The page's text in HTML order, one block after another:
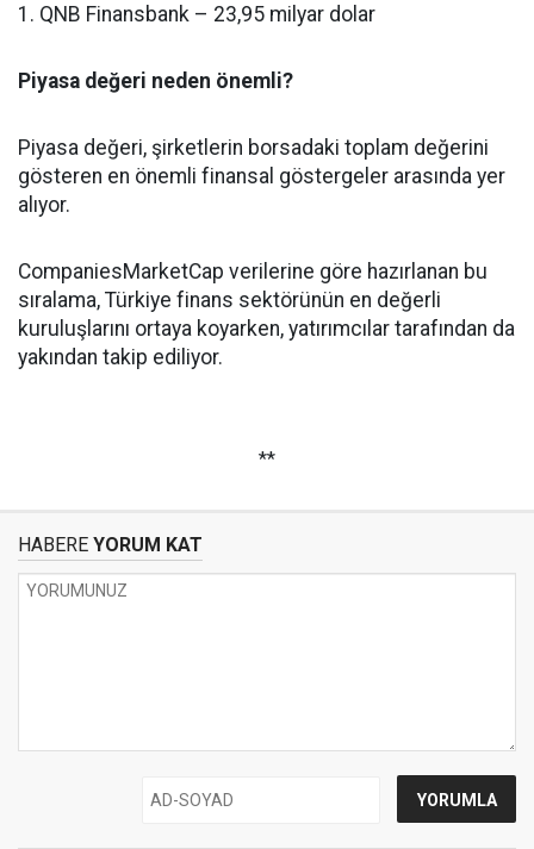
1. QNB Finansbank – 23,95 milyar dolar
Piyasa değeri neden önemli?
Piyasa değeri, şirketlerin borsadaki toplam değerini
gösteren en önemli finansal göstergeler arasında yer
alıyor.
CompaniesMarketCap verilerine göre hazırlanan bu
sıralama, Türkiye finans sektörünün en değerli
kuruluşlarını ortaya koyarken, yatırımcılar tarafından da
yakından takip ediliyor.
**
HABERE YORUM KAT